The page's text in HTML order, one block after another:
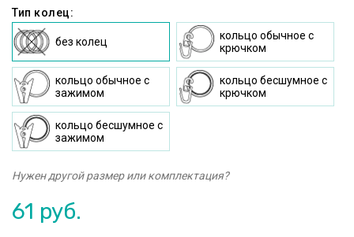
Тип колец:
без колец
кольцо oбычное c
крючком
кольцо oбычное с
зажимом
кольцо бесшумное c
крючком
кольцо бесшумное с
зажимом
Нужен другой размер или комплектация?
61 руб.